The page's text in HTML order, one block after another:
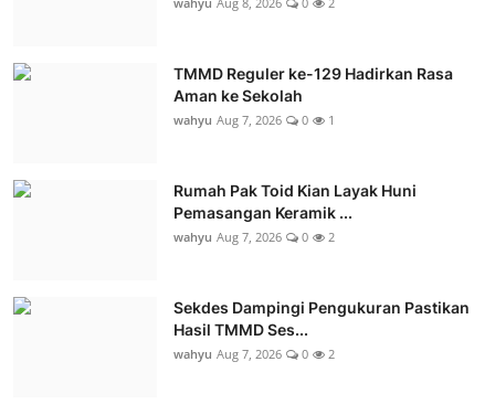
TMMD Reguler ke-129 Hadirkan Rasa
Aman ke Sekolah
wahyu Aug 7, 2026 0 1
Rumah Pak Toid Kian Layak Huni
Pemasangan Keramik ...
wahyu Aug 7, 2026 0 2
Sekdes Dampingi Pengukuran Pastikan
Hasil TMMD Ses...
wahyu Aug 7, 2026 0 2